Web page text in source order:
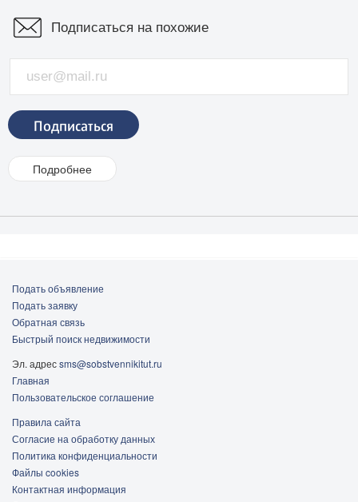
Подписаться на похожие
Цена, в руб/мес.
Подробнее
Подать объявление
Подать заявку
Обратная связь
Быстрый поиск недвижимости
Эл. адресsms@sobstvennikitut.ru
Главная
Пользовательское соглашение
Правила сайта
Согласие на обработку данных
Политика конфиденциальности
Файлы cookies
Контактная информация